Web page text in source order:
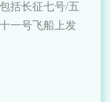
括长征七号/五
一号飞船上发